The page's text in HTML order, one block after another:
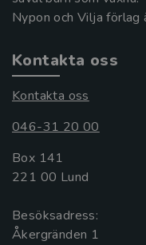
Nypon och Vilja
Kontakta oss
Kontakta oss
046-31 20 00
Box 141
221 00 Lund
Besöksadress:
Åkergränden 1